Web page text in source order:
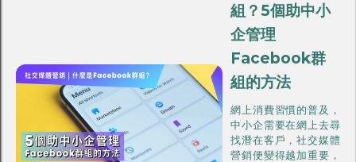
組？5個助中小
企管理
Facebook群
組的方法
網上消費習慣的普及，
中小企需要在網上去尋
找潛在客戶，社交媒體
營銷便變得越加重要，